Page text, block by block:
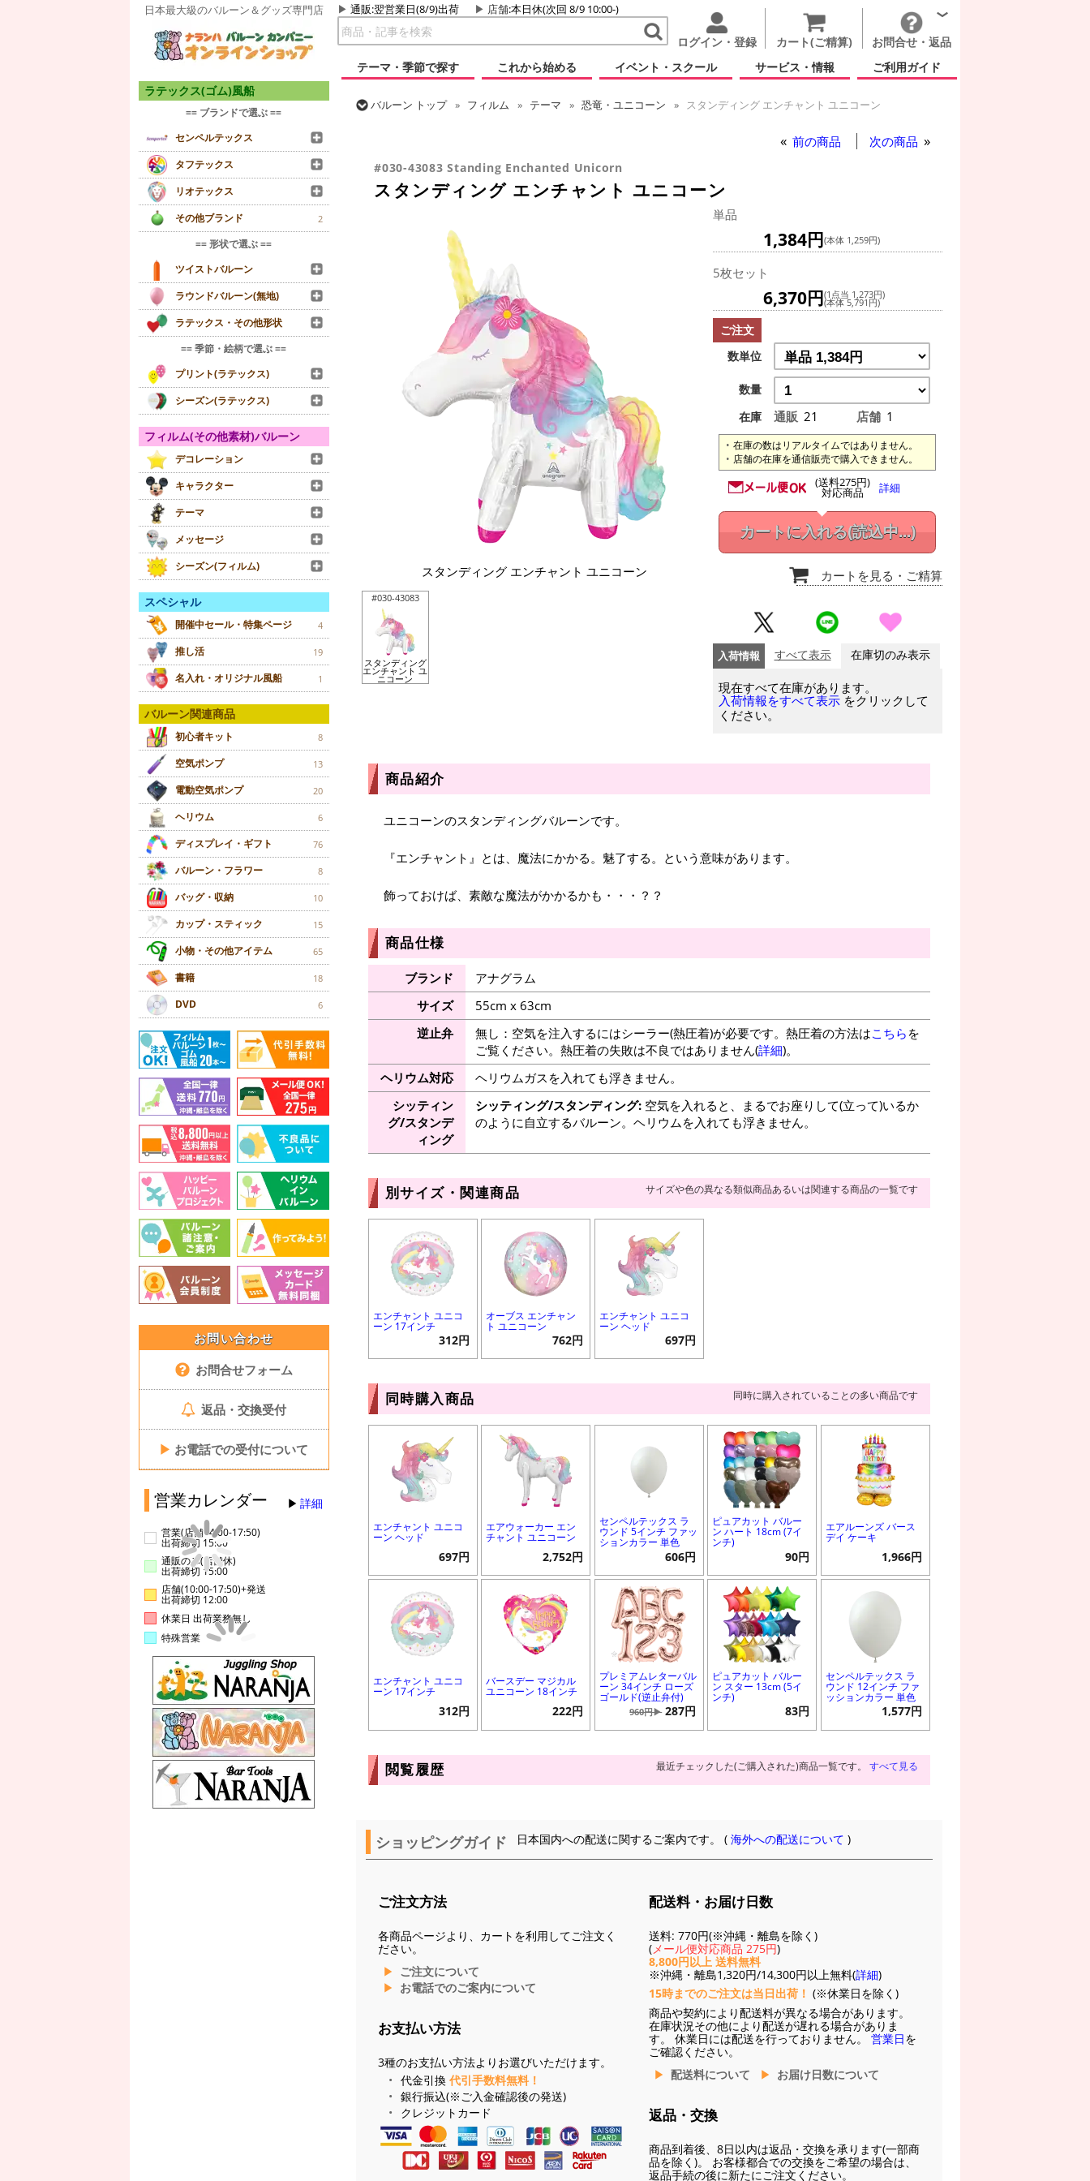
日本最大級のバルーン＆グッズ専門店 通販:翌営業日(8/9)出荷 店舗:本日休(次回 8/9 10:00-)
ログイン・登録 カート(ご精算)
お問合せ・返品
テーマ・季節で探す
これから始める イベント・スクール サービス・情報 ご利用ガイド
ラテックス(ゴム)風船
== ブランドで選ぶ ==
センペルテックス
タフテックス
リオテックス
その他ブランド
2
== 形状で選ぶ ==
ツイストバルーン
ラウンドバルーン(無地)
ラテックス・その他形状
== 季節・絵柄で選ぶ ==
プリント(ラテックス)
シーズン(ラテックス)
フィルム(その他素材)バルーン
デコレーション
キャラクター
テーマ
メッセージ
シーズン(フィルム)
スペシャル
開催中セール・特集ページ 4
推し活 19
名入れ・オリジナル風船 1
バルーン関連商品
初心者キット 8
空気ポンプ 13
電動空気ポンプ 20
ヘリウム 6
ディスプレイ・ギフト 76
バルーン・フラワー 8
バッグ・収納 10
カップ・スティック 15
小物・その他アイテム 65
書籍 18
DVD 6
お問い合わせ
お問合せフォーム
返品・交換受付
▶ お電話での受付について
営業カレンダー 詳細
営業(店舗14:00-17:50)
出荷締切 15:00
通販のみ(店舗休)
出荷締切 15:00
店舗(10:00-17:50)+発送
出荷締切 12:00
休業日 出荷業務無し
特殊営業
バルーン トップ フィルム テーマ 恐竜・ユニコーン
スタンディング エンチャント ユニコーン
前の商品 次の商品
#030-43083 Standing Enchanted Unicorn
スタンディング エンチャント ユニコーン
スタンディング エンチャント ユニコーン
#030-43083
スタンディング
エンチャント ユ
ニコーン
単品
1,384円(本体 1,259円)
5枚セット
6,370円(1点当 1,273円)
(本体 5,791円)
ご注文
数単位
数量
在庫
通販 21 店舗 1
在庫の数はリアルタイムではありません。
店舗の在庫を通信販売で購入できません。
(送料275円)
対応商品 詳細
カートに入れる(読込中...)
カートを見る ・ご精算
入荷情報 すべて表示 在庫切のみ表示
現在すべて在庫があります。
入荷情報をすべて表示 をクリックして
ください。
商品紹介
ユニコーンのスタンディングバルーンです。
『エンチャント』とは、魔法にかかる。魅了する。という意味があります。
飾っておけば、素敵な魔法がかかるかも・・・？？
商品仕様
ブランド
アナグラム
サイズ
55cm x 63cm
逆止弁
無し：空気を注入するにはシーラー(熱圧着)が必要です。熱圧着の方法はこちら を
ご覧ください。熱圧着の失敗は不良ではありません(詳細)。
ヘリウム対応
ヘリウムガスを入れても浮きません。
シッティン
グ/スタンデ
ィング
シッティング/スタンディング:空気を入れると、まるでお座りして(立って)いるか
のように自立するバルーン。ヘリウムを入れても浮きません。
別サイズ・関連商品 サイズや色の異なる類似商品あるいは関連する商品の一覧です
エンチャント ユニコ
ーン 17インチ
312円
オーブス エンチャン
ト ユニコーン
762円
エンチャント ユニコ
ーン ヘッド
697円
同時購入商品 同時に購入されていることの多い商品です
エンチャント ユニコ
ーン ヘッド
697円
エアウォーカー エン
チャント ユニコーン
2,752円
センペルテックス ラ
ウンド 5インチ ファッ
ションカラー 単色
606円
ピュアカット バルー
ン ハート 18cm (7イ
ンチ)
90円
エアルーンズ バース
デイ ケーキ
1,966円
エンチャント ユニコ
ーン 17インチ
312円
バースデー マジカル
ユニコーン 18インチ
222円
プレミアムレターバル
ーン 34インチ ローズ
ゴールド(逆止弁付)
960円▶ 287円
ピュアカット バルー
ン スター 13cm (5イ
ンチ)
83円
センペルテックス ラ
ウンド 12インチ ファ
ッションカラー 単色
1,577円
閲覧履歴 最近チェックした(ご購入された)商品一覧です。 すべて見る
ショッピングガイド 日本国内への配送に関するご案内です。 (海外への配送について )
ご注文方法
各商品ページより、カートを利用してご注文く
ださい。
ご注文について
お電話でのご案内について
お支払い方法
3種のお支払い方法よりお選びいただけます。
代金引換 代引手数料無料！
銀行振込(※ご入金確認後の発送)
クレジットカード
配送料・お届け日数
送料: 770円(※沖縄・離島を除く)
( メール便対応商品 275円)
8,800円以上 送料無料
※沖縄・離島1,320円/14,300円以上無料(詳細)
15時までのご注文は当日出荷！ (※休業日を除く)
商品や契約により配送料が異なる場合があります。
在庫状況その他により配送が遅れる場合がありま
す。 休業日には配送を行っておりません。 営業日を
ご確認ください。
配送料について
お届け日数について
返品・交換
商品到着後、8日以内は返品・交換を承ります(一部商
品を除く)。 お客様都合での交換をご希望の場合は、
返品手続の後に新たにご注文ください。